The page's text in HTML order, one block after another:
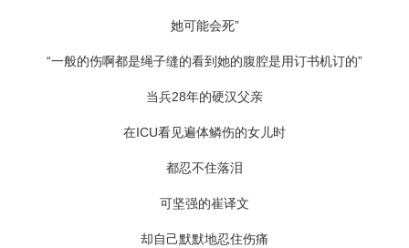
她可能会死”
“一般的伤啊都是绳子缝的看到她的腹腔是用订书机订的”
当兵28年的硬汉父亲
在ICU看见遍体鳞伤的女儿时
都忍不住落泪
可坚强的崔译文
却自己默默地忍住伤痛